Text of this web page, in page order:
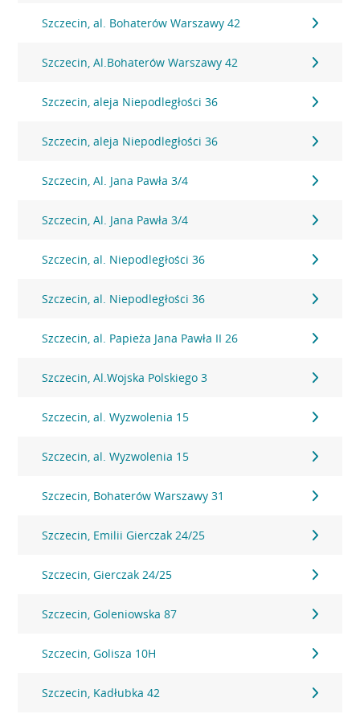
Szczecin, al. Bohaterów Warszawy 42
Szczecin, Al.Bohaterów Warszawy 42
Szczecin, aleja Niepodległości 36
Szczecin, aleja Niepodległości 36
Szczecin, Al. Jana Pawła 3/4
Szczecin, Al. Jana Pawła 3/4
Szczecin, al. Niepodległości 36
Szczecin, al. Niepodległości 36
Szczecin, al. Papieża Jana Pawła II 26
Szczecin, Al.Wojska Polskiego 3
Szczecin, al. Wyzwolenia 15
Szczecin, al. Wyzwolenia 15
Szczecin, Bohaterów Warszawy 31
Szczecin, Emilii Gierczak 24/25
Szczecin, Gierczak 24/25
Szczecin, Goleniowska 87
Szczecin, Golisza 10H
Szczecin, Kadłubka 42